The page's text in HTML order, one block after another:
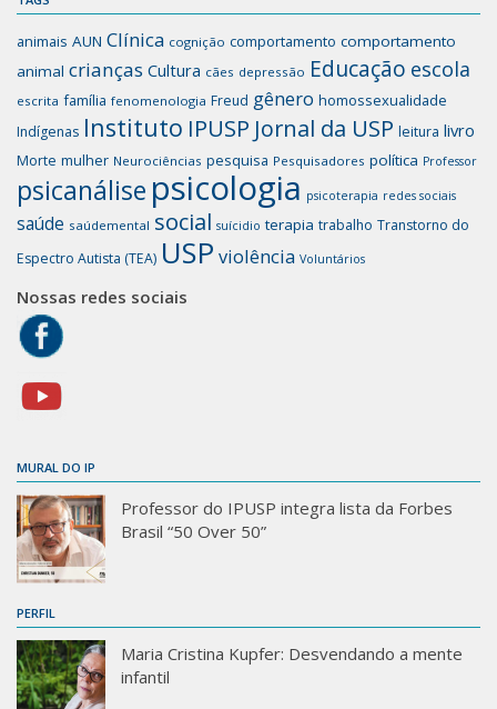
animais AUN Clínica cognição comportamento comportamento
animal crianças Cultura cães depressão Educação escola
escrita família fenomenologia Freud gênero homossexualidade
Indígenas Instituto IPUSP Jornal da USP leitura livro
Morte mulher Neurociências pesquisa Pesquisadores política Professor
psicanálise psicologia psicoterapia redes sociais
saúde saúdemental social suícidio terapia trabalho Transtorno do
Espectro Autista (TEA) USP violência Voluntários
Nossas redes sociais
MURAL DO IP
Professor do IPUSP integra lista da Forbes
Brasil “50 Over 50”
PERFIL
Maria Cristina Kupfer: Desvendando a mente
infantil